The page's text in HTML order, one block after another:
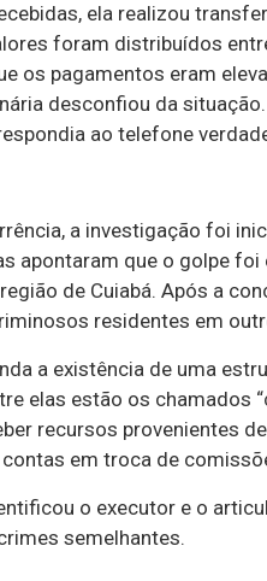
ela realizou
foram distribuídos
os pagamentos eram
desconfiou da
ao telefone
a investigação foi
apontaram que o golpe
de Cuiabá. Após a
residentes em
a existência de uma
elas estão os chamados
recursos provenientes
em troca de
o executor e o
semelhantes.